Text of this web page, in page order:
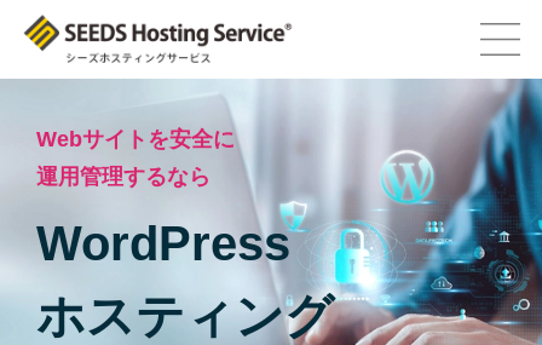
Webサイトを安全に
運用管理するなら
WordPress
ホスティング